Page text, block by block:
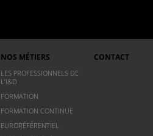
NOS MÉTIERS
LES PROFESSIONNELS DE
L’I&D
FORMATION
FORMATION CONTINUE
EURORÉFÉRENTIEL
CONTACT